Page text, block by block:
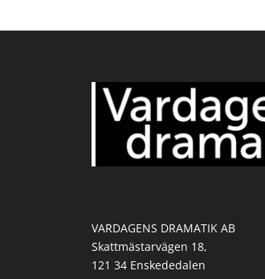
VARDAGENS DRAMATIK AB
Skattmästarvägen 18,
121 34 Enskededalen